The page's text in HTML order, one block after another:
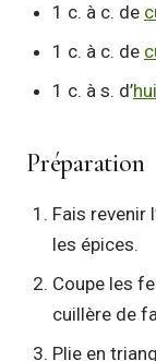
1 c. à c. de
1 c. à c. de
1 c. à s. d’
Préparation
Fais revenir
les épices.
Coupe les
cuillère de
Plie en